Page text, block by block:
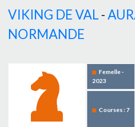
VIKING DE VAL-
NORMANDE
Femelle -
2023
Courses : 7